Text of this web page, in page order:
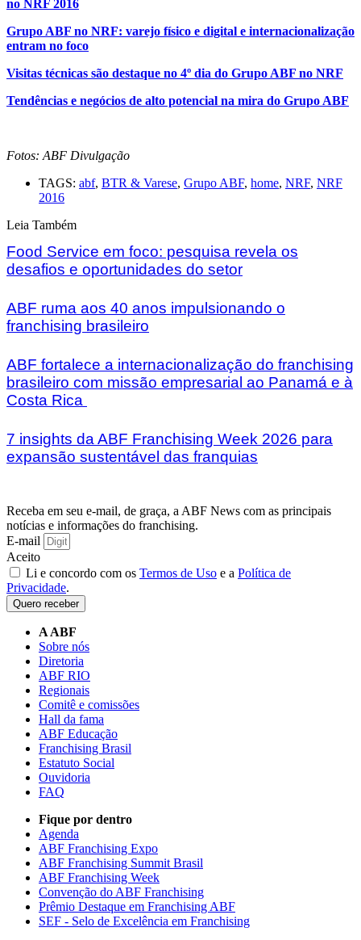
no NRF 2016
Grupo ABF no NRF: varejo físico e digital e internacionalização
entram no foco
Visitas técnicas são destaque no 4º dia do Grupo ABF no NRF
Tendências e negócios de alto potencial na mira do Grupo ABF
Fotos: ABF Divulgação
TAGS: abf, BTR & Varese, Grupo ABF, home, NRF, NRF
2016
Leia Também
Food Service em foco: pesquisa revela os
desafios e oportunidades do setor
ABF ruma aos 40 anos impulsionando o
franchising brasileiro
ABF fortalece a internacionalização do franchising
brasileiro com missão empresarial ao Panamá e à
Costa Rica
7 insights da ABF Franchising Week 2026 para
expansão sustentável das franquias
Receba em seu e-mail, de graça, a ABF News com as principais
notícias e informações do franchising.
E-mail
Aceito
Li e concordo com os Termos de Uso e a Política de
Privacidade.
Quero receber
A ABF
Sobre nós
Diretoria
ABF RIO
Regionais
Comitê e comissões
Hall da fama
ABF Educação
Franchising Brasil
Estatuto Social
Ouvidoria
FAQ
Fique por dentro
Agenda
ABF Franchising Expo
ABF Franchising Summit Brasil
ABF Franchising Week
Convenção do ABF Franchising
Prêmio Destaque em Franchising ABF
SEF - Selo de Excelência em Franchising